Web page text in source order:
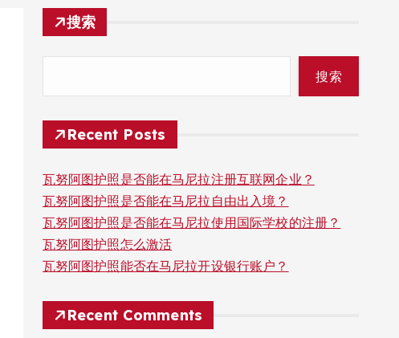
搜索
搜索
Recent Posts
瓦努阿图护照是否能在马尼拉注册互联网企业？
瓦努阿图护照是否能在马尼拉自由出入境？
瓦努阿图护照是否能在马尼拉使用国际学校的注册？
瓦努阿图护照怎么激活
瓦努阿图护照能否在马尼拉开设银行账户？
Recent Comments